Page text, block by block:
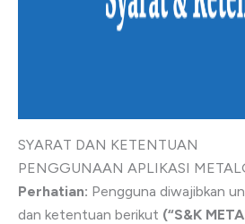
SYARAT DAN KETENTUAN
PENGGUNAAN APLIKASI
Perhatian: Pengguna diwajibkan
dan ketentuan berikut (“S&K